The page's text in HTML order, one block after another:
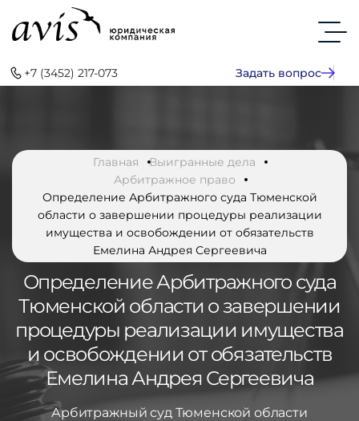
+7 (3452) 217-073 Задать вопрос
Главная
Выигранные дела
Арбитражное право
Определение Арбитражного суда Тюменской
области о завершении процедуры реализации
имущества и освобождении от обязательств
Емелина Андрея Сергеевича
Определение Арбитражного суда
Тюменской области о завершении
процедуры реализации имущества
и освобождении от обязательств
Емелина Андрея Сергеевича
Арбитражный суд Тюменской области